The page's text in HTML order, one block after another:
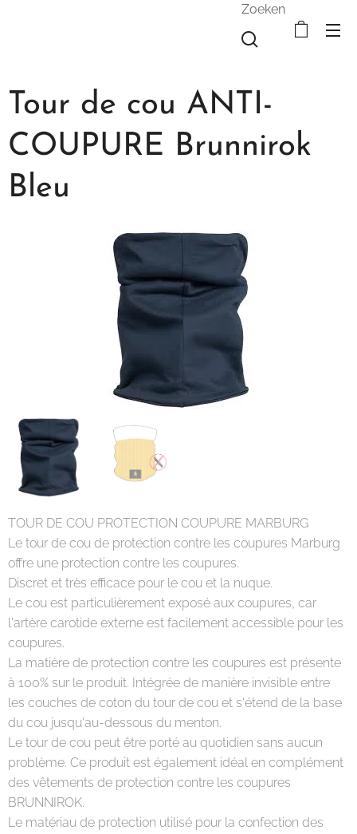
Zoeken
Tour de cou ANTI-
COUPURE Brunnirok
Bleu
TOUR DE COU PROTECTION COUPURE MARBURG
Le tour de cou de protection contre les coupures Marburg
offre une protection contre les coupures.
Discret et très efficace pour le cou et la nuque.
Le cou est particulièrement exposé aux coupures, car
l'artère carotide externe est facilement accessible pour les
coupures.
La matière de protection contre les coupures est présente
à 100% sur le produit. Intégrée de manière invisible entre
les couches de coton du tour de cou et s'étend de la base
du cou jusqu'au-dessous du menton.
Le tour de cou peut être porté au quotidien sans aucun
problème. Ce produit est également idéal en complément
des vêtements de protection contre les coupures
BRUNNIROK.
Le matériau de protection utilisé pour la confection des